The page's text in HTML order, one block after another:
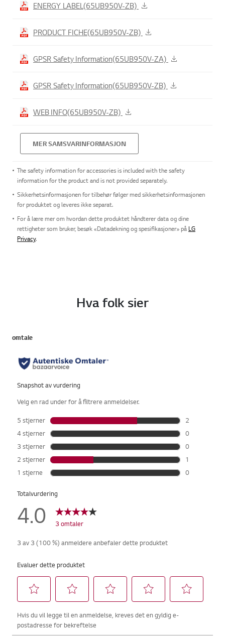
ENERGY LABEL(65UB950V-ZB)
PRODUCT FICHE(65UB950V-ZB)
GPSR Safety Information(65UB950V-ZA)
GPSR Safety Information(65UB950V-ZB)
WEB INFO(65UB950V-ZB)
MER SAMSVARINFORMASJON
The safety information for accessories is included with the safety
information for the product and is not provided separately.
Sikkerhetsinformasjonen for tilbehør følger med sikkerhetsinformasjonen
for produktet og leveres ikke separat.
For å lære mer om hvordan dette produktet håndterer data og dine
rettigheter som bruker, besøk «Datadekning og spesifikasjoner» på LG
Privacy.
Hva folk sier